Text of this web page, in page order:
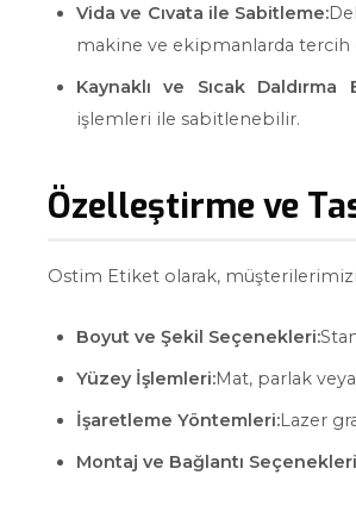
Vida ve Cıvata ile Sabitleme:
makine ve ekipmanlarda tercih
Kaynaklı ve Sıcak Daldırma
işlemleri ile sabitlenebilir.
Özelleştirme ve
Ostim Etiket olarak,
Boyut ve Şekil Seçenekleri:
Yüzey İşlemleri:Mat, parlak
İşaretleme Yöntemleri:Lazer
Montaj ve Bağlantı